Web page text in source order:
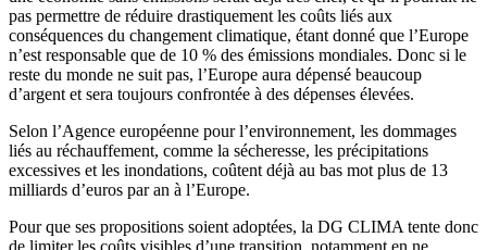
pas permettre de réduire drastiquement les coûts liés aux
conséquences du changement climatique, étant donné que l’Europe
n’est responsable que de 10 % des émissions mondiales. Donc si le
reste du monde ne suit pas, l’Europe aura dépensé beaucoup
d’argent et sera toujours confrontée à des dépenses élevées.
Selon l’Agence européenne pour l’environnement, les dommages
liés au réchauffement, comme la sécheresse, les précipitations
excessives et les inondations, coûtent déjà au bas mot plus de 13
milliards d’euros par an à l’Europe.
Pour que ses propositions soient adoptées, la DG CLIMA tente donc